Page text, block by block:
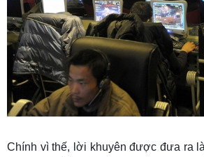
Chính vì thế, lời khuyên được đưa ra